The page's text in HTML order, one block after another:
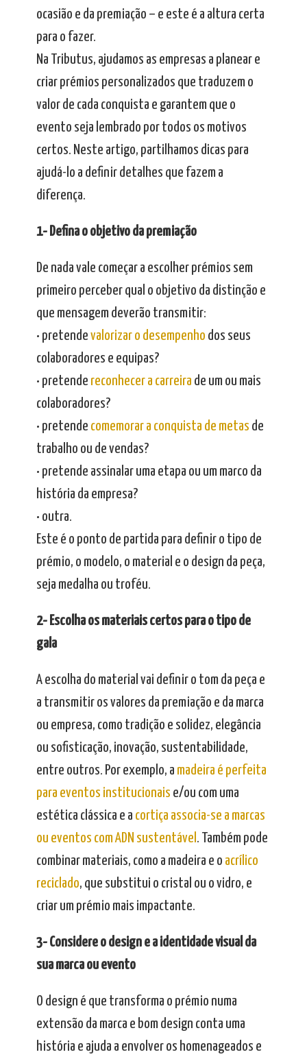
ocasião e da premiação – e este é a altura certa
para o fazer.
Na Tributus, ajudamos as empresas a planear e
criar prémios personalizados que traduzem o
valor de cada conquista e garantem que o
evento seja lembrado por todos os motivos
certos. Neste artigo, partilhamos dicas para
ajudá-lo a definir detalhes que fazem a
diferença.
1- Defina o objetivo da premiação
De nada vale começar a escolher prémios sem
primeiro perceber qual o objetivo da distinção e
que mensagem deverão transmitir:
• pretende valorizar o desempenho dos seus
colaboradores e equipas?
• pretende reconhecer a carreira de um ou mais
colaboradores?
• pretende comemorar a conquista de metas de
trabalho ou de vendas?
• pretende assinalar uma etapa ou um marco da
história da empresa?
• outra.
Este é o ponto de partida para definir o tipo de
prémio, o modelo, o material e o design da peça,
seja medalha ou troféu.
2- Escolha os materiais certos para o tipo de
gala
A escolha do material vai definir o tom da peça e
a transmitir os valores da premiação e da marca
ou empresa, como tradição e solidez, elegância
ou sofisticação, inovação, sustentabilidade,
entre outros. Por exemplo, a madeira é perfeita
para eventos institucionais e/ou com uma
estética clássica e a cortiça associa-se a marcas
ou eventos com ADN sustentável . Também pode
combinar materiais, como a madeira e o acrílico
reciclado, que substitui o cristal ou o vidro, e
criar um prémio mais impactante.
3- Considere o design e a identidade visual da
sua marca ou evento
O design é que transforma o prémio numa
extensão da marca e bom design conta uma
história e ajuda a envolver os homenageados e